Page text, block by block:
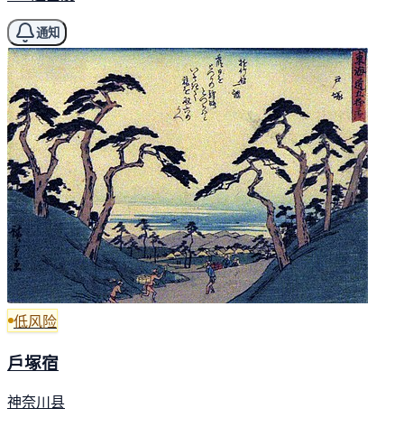
通知
低风险
戶塚宿
神奈川县